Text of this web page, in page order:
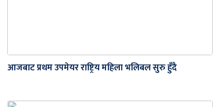
आजबाट प्रथम उपमेयर राष्ट्रिय महिला भलिबल सुरु हुँदै